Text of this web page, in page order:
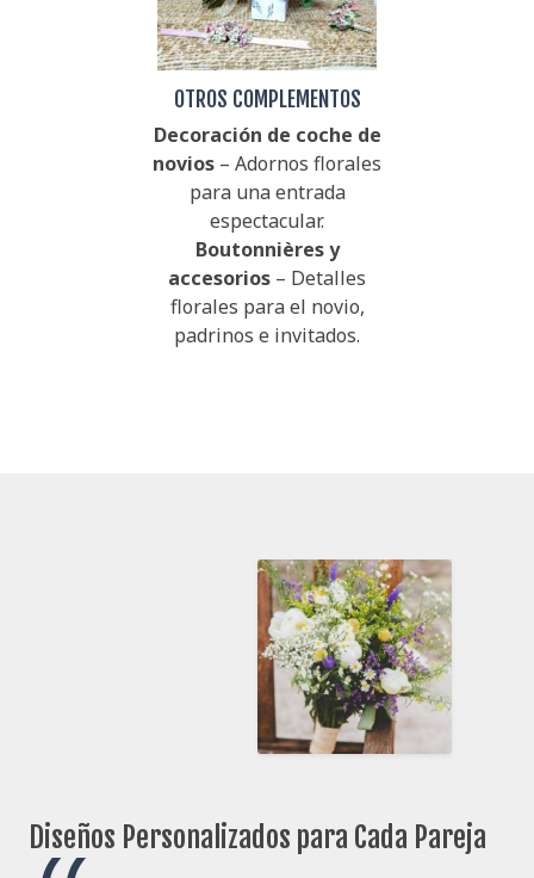
OTROS COMPLEMENTOS
Decoración de coche de
novios – Adornos florales
para una entrada
espectacular.
Boutonnières y
accesorios – Detalles
florales para el novio,
padrinos e invitados.
Diseños Personalizados para Cada Pareja